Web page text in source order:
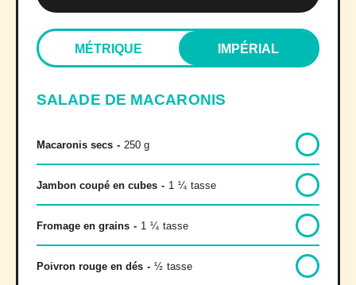
MÉTRIQUE IMPÉRIAL
SALADE DE MACARONIS
Macaronis secs - 250 g
Jambon coupé en cubes - 1 ¼ tasse
Fromage en grains - 1 ¼ tasse
Poivron rouge en dés - ½ tasse